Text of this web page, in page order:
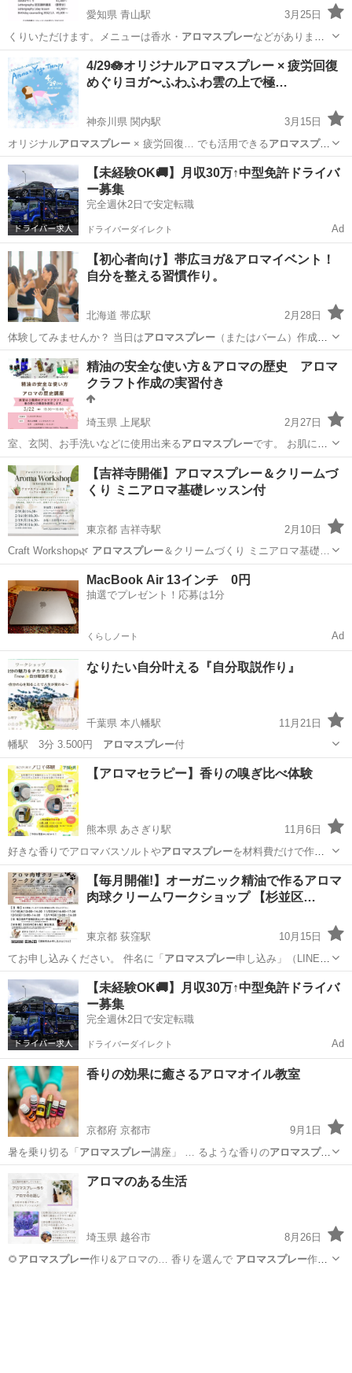
愛知県 青山駅
3月25日
くりいただけます。メニューは香水・ アロマスプレーなどがありま
す。おすすめは裏メニュ…
愛知 半田市 その他
4/29🪷オリジナルアロマスプレー × 疲労回復
めぐりヨガ〜ふわふわ雲の上で極…
神奈川県 関内駅
3月15日
オリジナルアロマスプレー× 疲労回復… でも活用できるアロマスプレ
ー
を製作✨ … 11:30~アロマスプレーWS ②今の…
神奈川 横浜市 関内駅 ヨガ 疲労回復
【未経験OK🚚】月収30万↑中型免許ドライバ
ー募集
完全週休2日で安定転職
ドライバーダイレクト Ad
【初心者向け】帯広ヨガ&アロマイベント！
自分を整える習慣作り。
北海道 帯広駅
2月28日
体験してみませんか？ 当日はアロマスプレー（またはバーム）作成と
初心者向けヨ…
北海道 帯広市 帯広駅 美容健康
精油の安全な使い方＆アロマの歴史 アロマ
クラフト作成の実習付き
埼玉県 上尾駅
2月27日
室、玄関、お手洗いなどに使用出来るアロマスプレーです。 お肌には
使うものでは無い…
埼玉 上尾市 上尾駅 その他 アロマクラフト
【吉祥寺開催】アロマスプレー＆クリームづ
くり ミニアロマ基礎レッスン付
東京都 吉祥寺駅
2月10日
Craft Workshop🌿 アロマスプレー＆クリームづくり ミニアロマ基礎…
武蔵野市 吉祥寺駅 アロマ アロマスプレー
MacBook Air 13インチ 0円
抽選でプレゼント！応募は1分
くらしノート Ad
なりたい自分叶える『自分取説作り』
千葉県 本八幡駅
11月21日
幡駅 3分 3.500円 アロマスプレー付
千葉 市川市 アロマ アロマスプレー
【アロマセラピー】香りの嗅ぎ比べ体験
熊本県 あさぎり駅
11月6日
好きな香りでアロマバスソルトやアロマスプレーを材料費だけで作る
ことができます。…
熊本 球磨郡 あさぎり駅 アロマ 香り
【毎月開催!】オーガニック精油で作るアロマ
肉球クリームワークショップ 【杉並区…
東京都 荻窪駅
10月15日
てお申し込みください。 件名に「 アロマスプレー申し込み」（LINEの
場合本文へ）…
東京 杉並区 荻窪駅 その他 愛犬
【未経験OK🚚】月収30万↑中型免許ドライバ
ー募集
完全週休2日で安定転職
ドライバーダイレクト Ad
香りの効果に癒さるアロマオイル教室
京都府 京都市
9月1日
暑を乗り切る「アロマスプレー 講座」 … るような香りのアロマスプレ
ー
作り ▶… るような香りのアロマスプレー 作り そ…
香り
アロマのある生活
埼玉県 越谷市
8月26日
🌻 アロマスプレー作り&アロマの… 香りを選んで アロマスプレー作り